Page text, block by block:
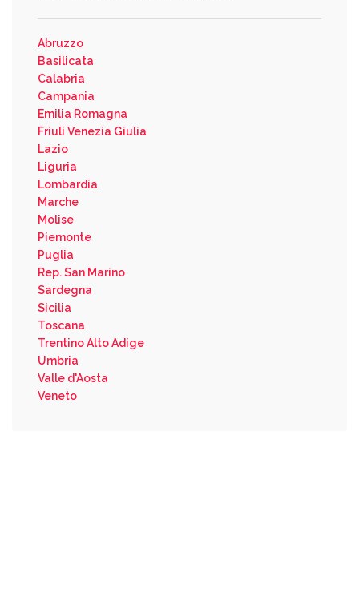
Abruzzo
Basilicata
Calabria
Campania
Emilia Romagna
Friuli Venezia Giulia
Lazio
Liguria
Lombardia
Marche
Molise
Piemonte
Puglia
Rep. San Marino
Sardegna
Sicilia
Toscana
Trentino Alto Adige
Umbria
Valle d'Aosta
Veneto